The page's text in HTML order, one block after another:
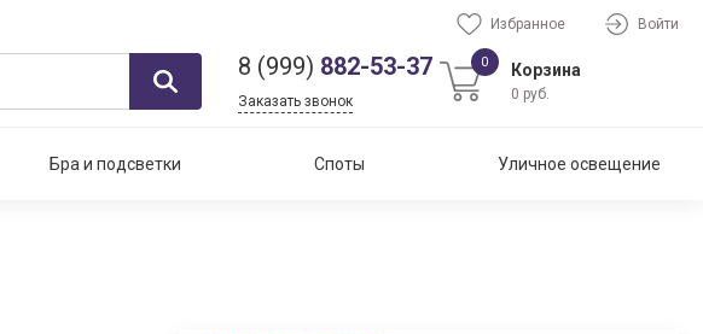
Избранное Войти
8 (999) 882-53-37
Заказать звонок
0 Корзина
0 руб.
Бра и подсветки Споты Уличное освещение